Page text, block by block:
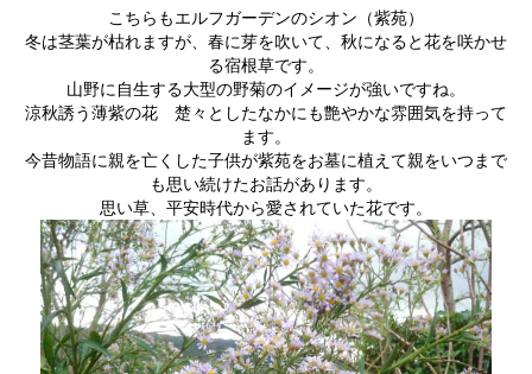
こちらもエルフガーデンのシオン（紫苑）
冬は茎葉が枯れますが、春に芽を吹いて、秋になると花を咲かせ
る宿根草です。
山野に自生する大型の野菊のイメージが強いですね。
涼秋誘う薄紫の花 楚々としたなかにも艶やかな雰囲気を持って
ます。
今昔物語に親を亡くした子供が紫苑をお墓に植えて親をいつまで
も思い続けたお話があります。
思い草、平安時代から愛されていた花です。